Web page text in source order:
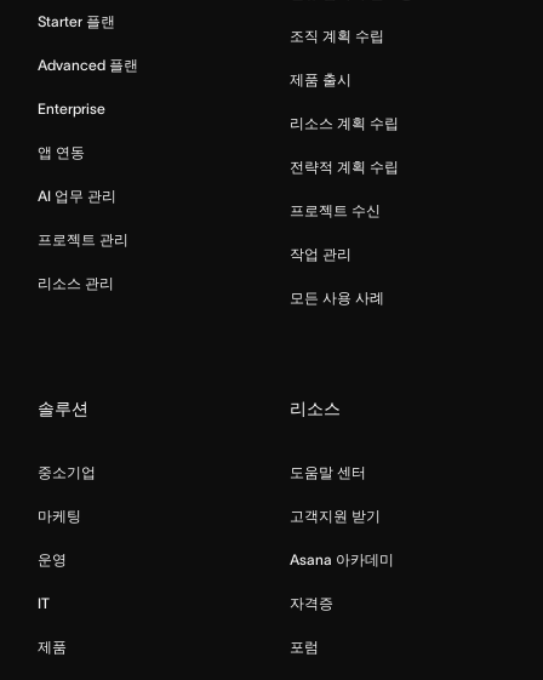
Starter 플랜
Advanced 플랜
Enterprise
앱 연동
AI 업무 관리
프로젝트 관리
리소스 관리
조직 계획 수립
제품 출시
리소스 계획 수립
전략적 계획 수립
프로젝트 수신
작업 관리
모든 사용 사례
솔루션
중소기업
마케팅
운영
IT
제품
리소스
도움말 센터
고객지원 받기
Asana 아카데미
자격증
포럼